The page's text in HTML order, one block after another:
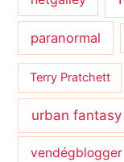
paranormal
Terry Pratchett
urban fantasy
vendégblogger